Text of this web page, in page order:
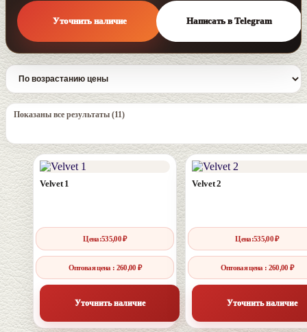
Уточнить наличие Написать в Telegram
Показаны все результаты (11)Цены:
Velvet 1
Цена:535,00₽
Оптовая цена : 260,00 ₽
Уточнить наличие
Velvet 2
Цена:535,00₽
Оптовая цена : 260,00 ₽
Уточнить наличие